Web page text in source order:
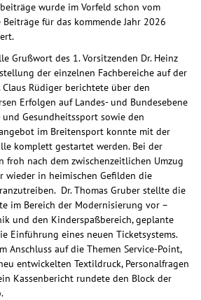
wurde im Vorfeld schon vom
für das kommende Jahr 2026
Grußwort des 1. Vorsitzenden Dr. Heinz
der einzelnen Fachbereiche auf der
Claus Rüdiger berichtete über den
Erfolgen auf Landes- und Bundesebene
Gesundheitssport sowie den
im Breitensport konnte mit der
komplett gestartet werden. Bei der
froh nach dem zwischenzeitlichen Umzug
wieder in heimischen Gefilden die
Dr. Thomas Gruber stellte die
im Bereich der Modernisierung vor –
und den Kinderspaßbereich, geplante
Einführung eines neuen Ticketsystems.
Anschluss auf die Themen Service-Point,
entwickelten Textildruck, Personalfragen
Kassenbericht rundete den Block der